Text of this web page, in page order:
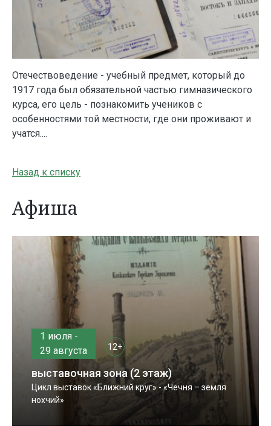
Отечествоведение - учебный предмет, который до
1917 года был обязательной частью гимназического
курса, его цель - познакомить учеников с
особенностями той местности, где они проживают и
учатся....
Назад к списку
Афиша
1 июля -
29 августа
12+
выставочная зона (2 этаж)
Цикл выставок «Ближний круг» - «Чечня – земля
нохчий»